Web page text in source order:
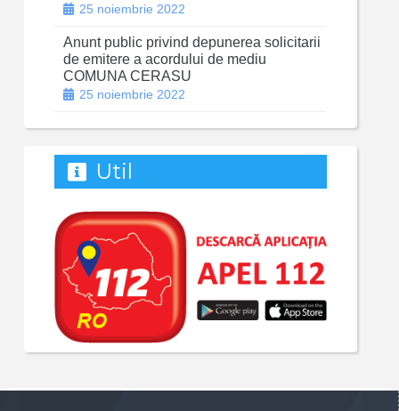
25 noiembrie 2022
Anunt public privind depunerea solicitarii
de emitere a acordului de mediu
COMUNA CERASU
25 noiembrie 2022
Util